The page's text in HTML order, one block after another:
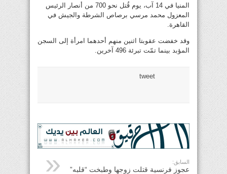
المنيا في 14 آب، يوم قُتل نحو 700 من أنصار الرئيس
المعزول محمد مرسي برصاص الشرطة والجيش في
القاهرة.
وقد خفضت عقوبتا اثنين منهم أحدهما امرأة إلى السجن
المؤبد بينما تمّت تبرئة 496 آخرين.
tweet
السابق:
عجوز فرنسية قتلت زوجها وطبخت “قلبه”